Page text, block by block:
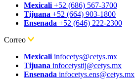
Mexicali +52 (686) 567-3700
Tijuana +52 (664) 903-1800
Ensenada +52 (646) 222-2300
Correo
Mexicali infocetys@cetys.mx
Tijuana infocetystij@cetys.mx
Ensenada infocetys.ens@cetys.mx